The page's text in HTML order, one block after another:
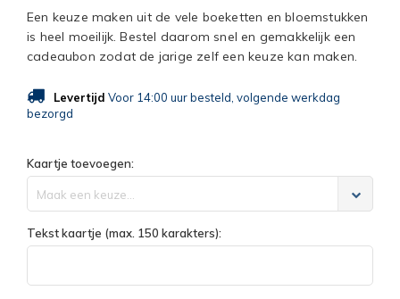
Een keuze maken uit de vele boeketten en bloemstukken
is heel moeilijk. Bestel daarom snel en gemakkelijk een
cadeaubon zodat de jarige zelf een keuze kan maken.
Levertijd Voor 14:00 uur besteld, volgende werkdag
bezorgd
Kaartje toevoegen:
Maak een keuze...
Tekst kaartje (max. 150 karakters):